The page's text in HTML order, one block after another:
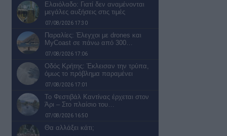
Ελαιόλαδο: Γιατί δεν αναμένονται
μεγάλες αυξήσεις στις τιμές
07/08/2026 17:30
Παραλίες: Έλεγχοι με drones και
MyCoast σε πάνω από 300…
07/08/2026 17:06
Οδός Κρήτης: Έκλεισαν την τρύπα,
όμως το πρόβλημα παραμένει
07/08/2026 17:01
Το Φεστιβάλ Καντίνας έρχεται στον
Άρι – Στο πλαίσιο του…
07/08/2026 16:50
Θα αλλάξει κάτι;